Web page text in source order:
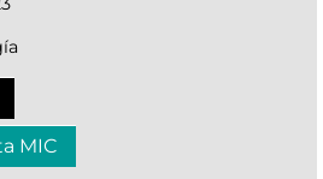
MIC